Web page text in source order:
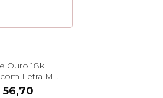
Ouro 18k
Letra M
pi24479
56,70